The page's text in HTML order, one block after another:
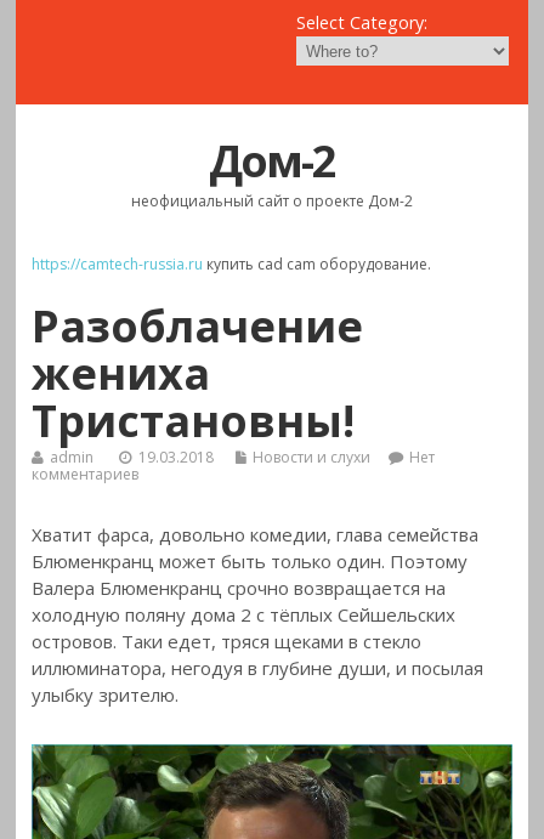
Select Category:
Дом-2
неофициальный сайт о проекте Дом-2
https://camtech-russia.ru купить cad cam оборудование.
Разоблачение
жениха
Тристановны!
admin 19.03.2018 Новости и слухи
Нет
комментариев
Хватит фарса, довольно комедии, глава семейства
Блюменкранц может быть только один. Поэтому
Валера Блюменкранц срочно возвращается на
холодную поляну дома 2 с тёплых Сейшельских
островов. Таки едет, тряся щеками в стекло
иллюминатора, негодуя в глубине души, и посылая
улыбку зрителю.